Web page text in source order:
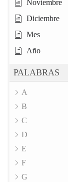
Noviembre
Diciembre
Mes
Año
PALABRAS
A
B
C
D
E
F
G